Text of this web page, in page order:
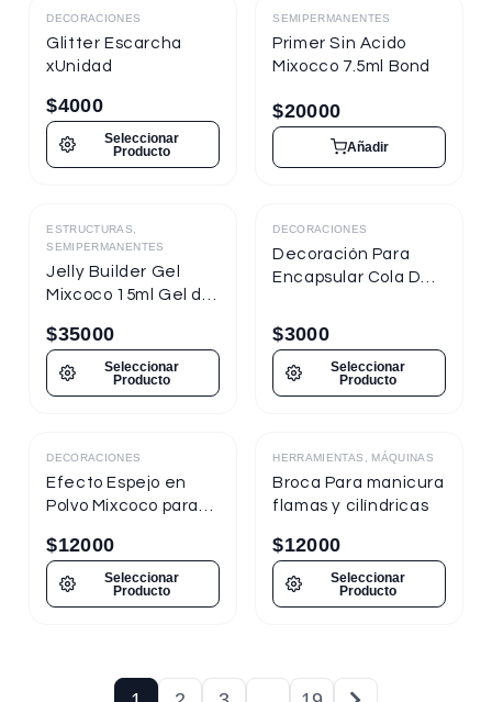
Destacado
DECORACIONES
Glitter Escarcha
xUnidad
$4000
Seleccionar
Producto
Destacado
SEMIPERMANENTES
Primer Sin Acido
Mixocco 7.5ml Bond
$20000
Añadir
ESTRUCTURAS,
SEMIPERMANENTES
Jelly Builder Gel
Mixcoco 15ml Gel de
$35000
Seleccionar
Producto
DECORACIONES
Decoración Para
Encapsular Cola De
$3000
Seleccionar
Producto
Destacado
DECORACIONES
Efecto Espejo en
Polvo Mixcoco para
$12000
Seleccionar
Producto
HERRAMIENTAS, MÁQUINAS
Broca Para manicura
flamas y cilíndricas
$12000
Seleccionar
Producto